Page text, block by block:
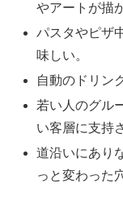
やアートが描
パスタやピザ
味しい。
自動のドリン
若い人のグル
い客層に支持
道沿いにあり
っと変わった